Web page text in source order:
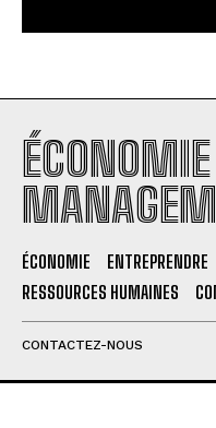
ÉCONOMIE ENTREPRENDRE
RESSOURCES HUMAINES
CONTACTEZ-NOUS